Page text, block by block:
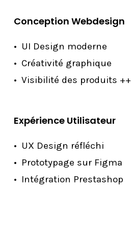
Conception Webdesign
UI Design moderne
Créativité graphique
Visibilité des produits ++
Expérience Utilisateur
UX Design réfléchi
Prototypage sur Figma
Intégration Prestashop